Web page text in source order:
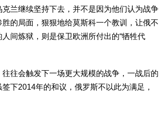
兰继续坚持下去，并不是因为他们认为战争
的局面，狠狠地给莫斯科一个教训，让俄不
间炼狱，则是保卫欧洲所付出的“牺牲代
往会触发下一场更大规模的战争，一战后的
下2014年的和议，俄罗斯不以此为满足，